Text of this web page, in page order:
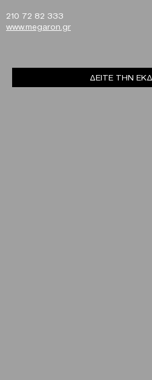
210 72 82 333
www.megaron.gr
ΔΕΙΤΕ ΤΗΝ